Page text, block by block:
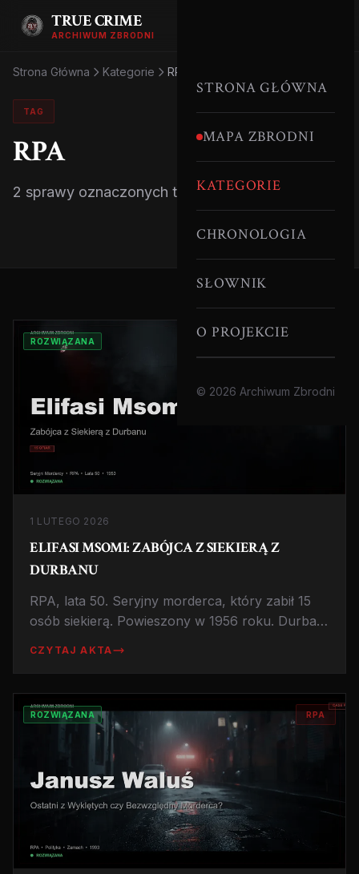
TRUE CRIME
ARCHIWUM ZBRODNI
STRONA GŁÓWNA
MAPA ZBRODNI
KATEGORIE
CHRONOLOGIA
SŁOWNIK
O PROJEKCIE
© 2026 Archiwum Zbrodni
Strona Główna Kategorie RPA
TAG
RPA
2 sprawy oznaczonych tym tagiem.
ROZWIĄZANA SERYJNI MORDERCY
1 LUTEGO 2026
ELIFASI MSOMI: ZABÓJCA Z SIEKIERĄ Z
DURBANU
RPA, lata 50. Seryjny morderca, który zabił 15
osób siekierą. Powieszony w 1956 roku. Durban,
CZYTAJ AKTA
ROZWIĄZANA RPA